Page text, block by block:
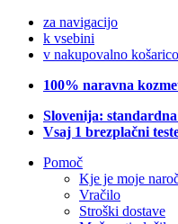
za navigacijo
k vsebini
v nakupovalno košarico
100% naravna
Slovenija:
Vsaj 1 brezplačni
Pomoč
Kje je moje
Vračilo
Stroški dostave